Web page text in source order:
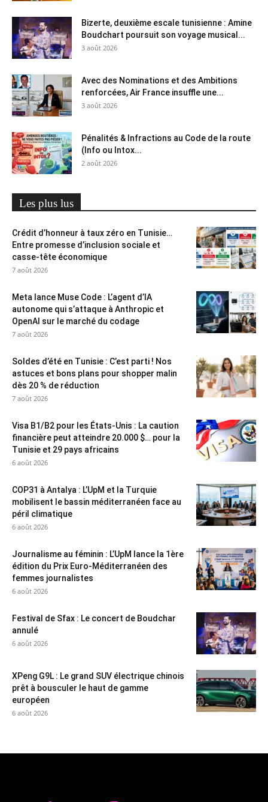
Bizerte, deuxième escale tunisienne : Amine
Boudchart poursuit son voyage musical...
3 août 2026
Avec des Nominations et des Ambitions
renforcées, Air France insuffle une...
3 août 2026
Pénalités & Infractions au Code de la route
(Info ou Intox...
2 août 2026
Les plus lus
Crédit d’honneur à taux zéro en Tunisie…
Entre promesse d’inclusion sociale et
casse-tête économique
7 août 2026
Meta lance Muse Code : L’agent d’IA
autonome qui s’attaque à Anthropic et
OpenAI sur le marché du codage
7 août 2026
Soldes d’été en Tunisie : C’est parti ! Nos
astuces et bons plans pour shopper malin
dès 20 % de réduction
7 août 2026
Visa B1/B2 pour les États-Unis : La caution
financière peut atteindre 20.000 $… pour la
Tunisie et 29 pays africains
6 août 2026
COP31 à Antalya : L’UpM et la Turquie
mobilisent le bassin méditerranéen face au
péril climatique
6 août 2026
Journalisme au féminin : L’UpM lance la 1ère
édition du Prix Euro-Méditerranéen des
femmes journalistes
6 août 2026
Festival de Sfax : Le concert de Boudchar
annulé
6 août 2026
XPeng G9L : Le grand SUV électrique chinois
prêt à bousculer le haut de gamme
européen
6 août 2026